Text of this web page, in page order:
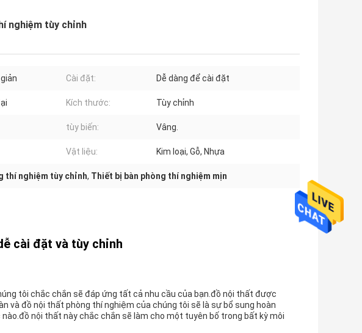
nghiệm tùy chỉnh
Cài đặt: Dễ dàng để cài đặt
Kích thước: Tùy chỉnh
tùy biến: Vâng.
Vật liệu: Kim loại, Gỗ, Nhựa
thí nghiệm tùy chỉnh, Thiết bị bàn phòng thí nghiệm mịn
cài đặt và tùy chỉnh
tôi chắc chắn sẽ đáp ứng tất cả nhu cầu của bạn.đồ nội thất được
và đồ nội thất phòng thí nghiệm của chúng tôi sẽ là sự bổ sung hoàn
nội thất này chắc chắn sẽ làm cho một tuyên bố trong bất kỳ môi